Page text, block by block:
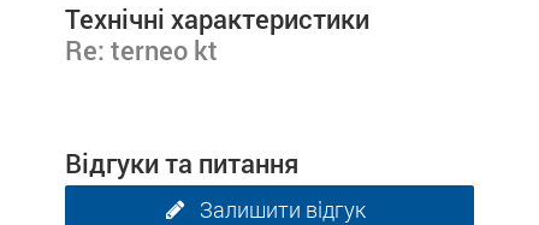
Технічні характеристики
Re: terneo kt
Відгуки та питання
Залишити відгук